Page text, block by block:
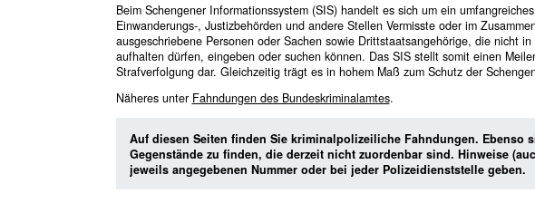
Beim Schengener Informationssystem (SIS) handelt es sich um ein
Einwanderungs-, Justizbehörden und andere Stellen Vermisste oder im
ausgeschriebene Personen oder Sachen sowie Drittstaatsangehörige, die nicht
aufhalten dürfen, eingeben oder suchen können. Das SIS stellt somit einen
Strafverfolgung dar. Gleichzeitig trägt es in hohem Maß zum Schutz der
Näheres unter Fahndungen des Bundeskriminalamtes.
Auf diesen Seiten finden Sie kriminalpolizeiliche Fahndungen. Ebenso
Gegenstände zu finden, die derzeit nicht zuordenbar sind. Hinweise
jeweils angegebenen Nummer oder bei jeder Polizeidienststelle geben.